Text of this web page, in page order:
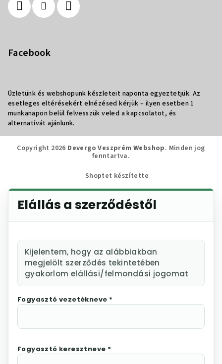
Facebook
Üzletünk és webshopunk készleteit naponta egyeztetjük. Az
esetleges eltérésekért elnézésed kérjük – ilyen esetben 1
munkanapon belül felvesszük veled a kapcsolatot, és
alternatívát ajánlunk.
Copyright 2026 Devergo Veszprém Webshop. Minden jog
fenntartva.
Shoptet készítette
Elállás a szerződéstől
Kijelentem, hogy az alábbiakban
megjelölt szerződés tekintetében
gyakorlom elállási/felmondási jogomat
Fogyasztó vezetékneve *
Fogyasztó keresztneve *